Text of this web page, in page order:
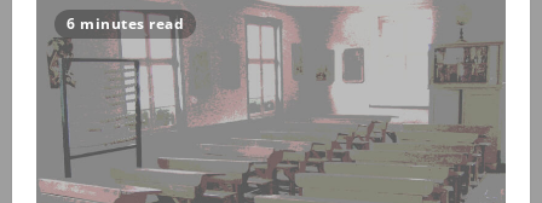
6 minutes read